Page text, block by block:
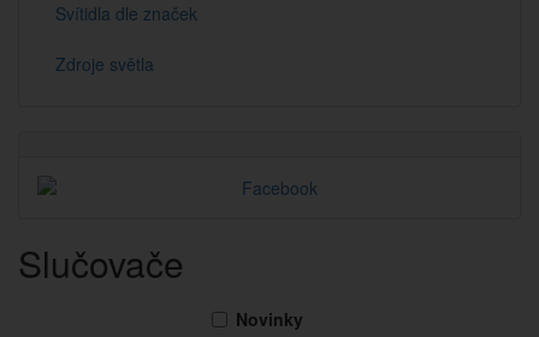
Svítidla dle značek
Zdroje světla
Slučovače
Novinky